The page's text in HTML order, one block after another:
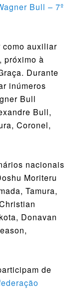
Bull – 7º
como auxiliar
próximo à
Durante
inúmeros
Bull
Bull,
Coronel,
nacionais
Moriteru
Tamura,
Donavan
de